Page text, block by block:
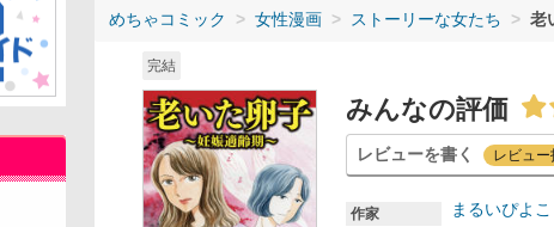
めちゃコミック 女性漫画 ストーリーな女たち 老
完結
みんなの評価
レビューを書く レビュー
作家 まるいぴよこ